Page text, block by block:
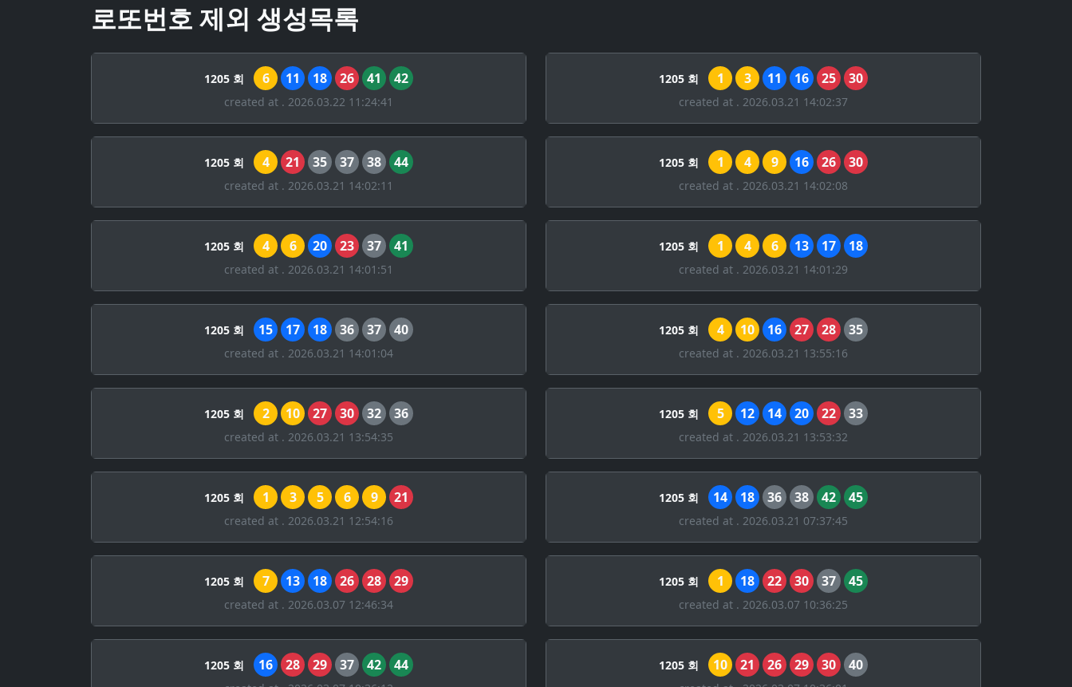
로또번호 제외 생성목록
1205 회 6 11 18 26 41 42
created at . 2026.03.22 11:24:41
1205 회 1 3 11 16 25 30
created at . 2026.03.21 14:02:37
1205 회 4 21 35 37 38 44
created at . 2026.03.21 14:02:11
1205 회 1 4 9 16 26 30
created at . 2026.03.21 14:02:08
1205 회 4 6 20 23 37 41
created at . 2026.03.21 14:01:51
1205 회 1 4 6 13 17 18
created at . 2026.03.21 14:01:29
1205 회 15 17 18 36 37 40
created at . 2026.03.21 14:01:04
1205 회 4 10 16 27 28 35
created at . 2026.03.21 13:55:16
1205 회 2 10 27 30 32 36
created at . 2026.03.21 13:54:35
1205 회 5 12 14 20 22 33
created at . 2026.03.21 13:53:32
1205 회 1 3 5 6 9 21
created at . 2026.03.21 12:54:16
1205 회 14 18 36 38 42 45
created at . 2026.03.21 07:37:45
1205 회 7 13 18 26 28 29
created at . 2026.03.07 12:46:34
1205 회 1 18 22 30 37 45
created at . 2026.03.07 10:36:25
1205 회 16 28 29 37 42 44 1205 회 10 21 26 29 30 40